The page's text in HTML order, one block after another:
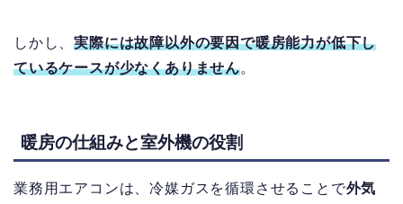
しかし、実際には故障以外の要因で暖房能力が低下し
ているケースが少なくありません。
暖房の仕組みと室外機の役割
業務用エアコンは、冷媒ガスを循環させることで外気